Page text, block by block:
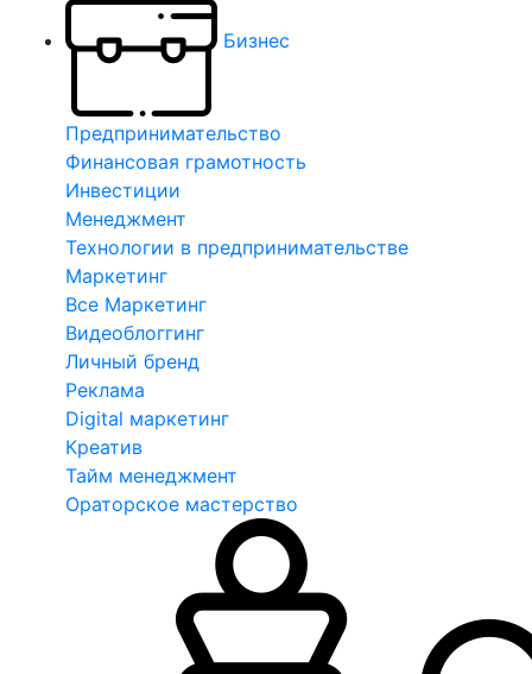
Бизнес
Предпринимательство
Финансовая грамотность
Инвестиции
Менеджмент
Технологии в предпринимательстве
Маркетинг
Все Маркетинг
Видеоблоггинг
Личный бренд
Реклама
Digital маркетинг
Креатив
Тайм менеджмент
Ораторское мастерство